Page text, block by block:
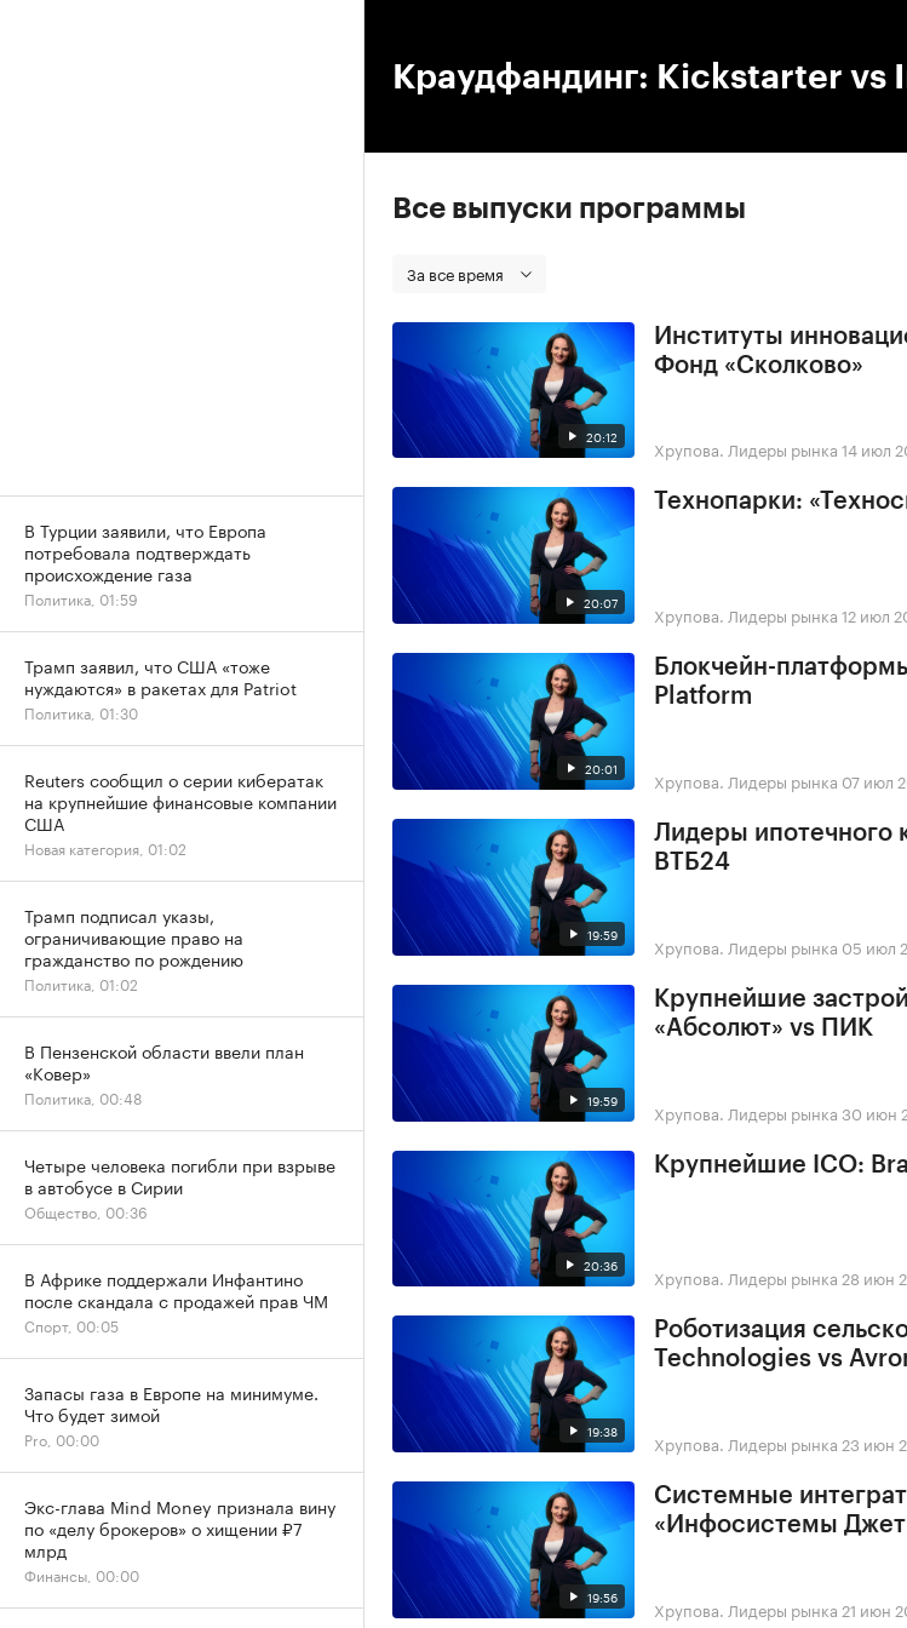
Краудфандинг: Kickstarter vs
Все выпуски программы
За все время
20:12
Институты
Фонд «Сколково»
Хрупова. Лидеры рынка 14 июл
20:07
Технопарки:
Хрупова. Лидеры рынка 12 июл
20:01
Блокчейн-
Platform
Хрупова. Лидеры рынка 07 июл
19:59
Лидеры ипотечного
ВТБ24
Хрупова. Лидеры рынка 05 июл
19:59
Крупнейшие
«Абсолют» vs ПИК
Хрупова. Лидеры рынка 30 июн
20:36
Крупнейшие ICO:
Хрупова. Лидеры рынка 28 июн
19:38
Роботизация
Technologies vs
Хрупова. Лидеры рынка 23 июн
19:56
Системные
«Инфосистемы
Хрупова. Лидеры рынка 21 июн
В Турции заявили, что Европа
потребовала подтверждать
происхождение газа
Политика, 01:59
Трамп заявил, что США «тоже
нуждаются» в ракетах для Patriot
Политика, 01:30
Reuters сообщил о серии кибератак
на крупнейшие финансовые компании
США
Новая категория, 01:02
Трамп подписал указы,
ограничивающие право на
гражданство по рождению
Политика, 01:02
В Пензенской области ввели план
«Ковер»
Политика, 00:48
Четыре человека погибли при взрыве
в автобусе в Сирии
Общество, 00:36
В Африке поддержали Инфантино
после скандала с продажей прав ЧМ
Спорт, 00:05
Запасы газа в Европе на минимуме.
Что будет зимой
Pro, 00:00
Экс-глава Mind Money признала вину
по «делу брокеров» о хищении ₽7
млрд
Финансы, 00:00